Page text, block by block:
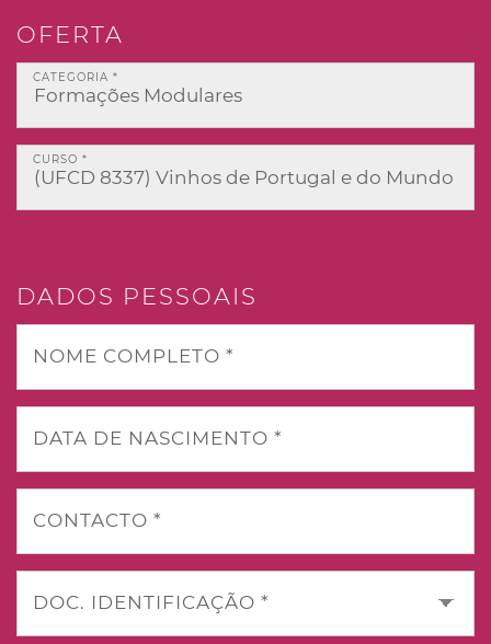
OFERTA
CATEGORIA *
CURSO *
DADOS PESSOAIS
NOME COMPLETO *
DATA DE NASCIMENTO *
CONTACTO *
DOC. IDENTIFICAÇÃO *